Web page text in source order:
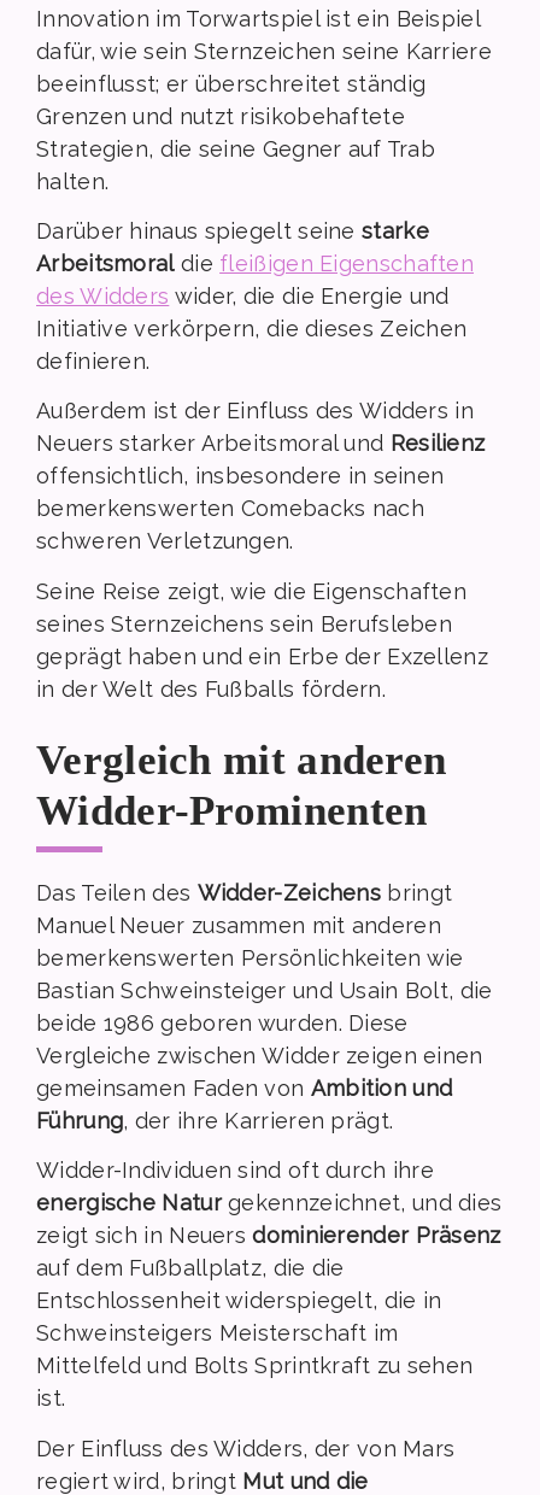
Innovation im Torwartspiel ist ein Beispiel
dafür, wie sein Sternzeichen seine Karriere
beeinflusst; er überschreitet ständig
Grenzen und nutzt risikobehaftete
Strategien, die seine Gegner auf Trab
halten.
Darüber hinaus spiegelt seine starke
Arbeitsmoraldie fleißigen Eigenschaften
des Widders wider, die die Energie und
Initiative verkörpern, die dieses Zeichen
definieren.
Außerdem ist der Einfluss des Widders in
Neuers starker Arbeitsmoral und Resilienz
offensichtlich, insbesondere in seinen
bemerkenswerten Comebacks nach
schweren Verletzungen.
Seine Reise zeigt, wie die Eigenschaften
seines Sternzeichens sein Berufsleben
geprägt haben und ein Erbe der Exzellenz
in der Welt des Fußballs fördern.
Vergleich mit anderen
Widder-Prominenten
Das Teilen des Widder-Zeichens bringt
Manuel Neuer zusammen mit anderen
bemerkenswerten Persönlichkeiten wie
Bastian Schweinsteiger und Usain Bolt, die
beide 1986 geboren wurden. Diese
Vergleiche zwischen Widder zeigen einen
gemeinsamen Faden von Ambition und
Führung, der ihre Karrieren prägt.
Widder-Individuen sind oft durch ihre
energische Naturgekennzeichnet, und dies
zeigt sich in Neuersdominierender Präsenz
auf dem Fußballplatz, die die
Entschlossenheit widerspiegelt, die in
Schweinsteigers Meisterschaft im
Mittelfeld und Bolts Sprintkraft zu sehen
ist.
Der Einfluss des Widders, der von Mars
regiert wird, bringt Mut und die